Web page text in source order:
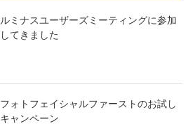
ルミナスユーザーズミーティングに参加
してきました
フォトフェイシャルファーストのお試し
キャンペーン